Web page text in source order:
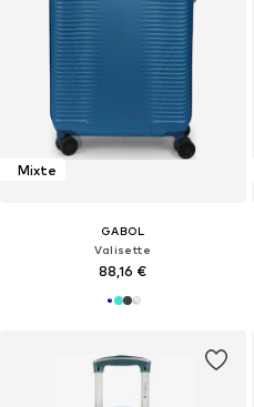
Mixte
GABOL
Valisette
88,16 €